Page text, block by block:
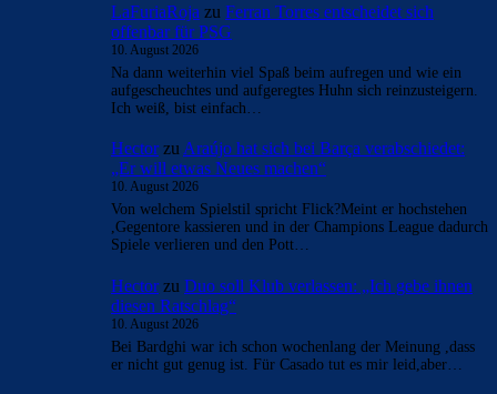
LaFuriaRoja zu Ferran Torres entscheidet sich
offenbar für PSG
10. August 2026
Na dann weiterhin viel Spaß beim aufregen und wie ein
aufgescheuchtes und aufgeregtes Huhn sich reinzusteigern.
Ich weiß, bist einfach…
Hectorzu Araújo hat sich bei Barça verabschiedet:
„Er will etwas Neues machen“
10. August 2026
Von welchem Spielstil spricht Flick?Meint er hochstehen
,Gegentore kassieren und in der Champions League dadurch
Spiele verlieren und den Pott…
Hectorzu Duo soll Klub verlassen: „Ich gebe ihnen
diesen Ratschlag“
10. August 2026
Bei Bardghi war ich schon wochenlang der Meinung ,dass
er nicht gut genug ist. Für Casado tut es mir leid,aber…